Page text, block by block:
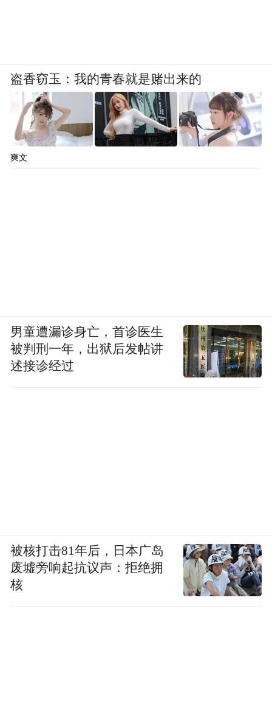
盗香窃玉：我的青春就是赌出来的
爽文
男童遭漏诊身亡，首诊医生
被判刑一年，出狱后发帖讲
述接诊经过
被核打击81年后，日本广岛
废墟旁响起抗议声：拒绝拥
核